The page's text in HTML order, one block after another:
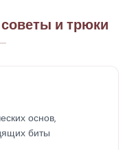
и трюки
основ,
биты